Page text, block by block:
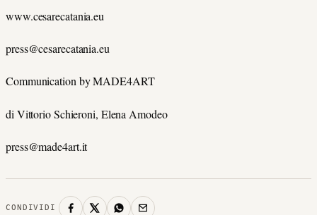
www.cesarecatania.eu
press@cesarecatania.eu
Communication by MADE4ART
di Vittorio Schieroni, Elena Amodeo
press@made4art.it
CONDIVIDI